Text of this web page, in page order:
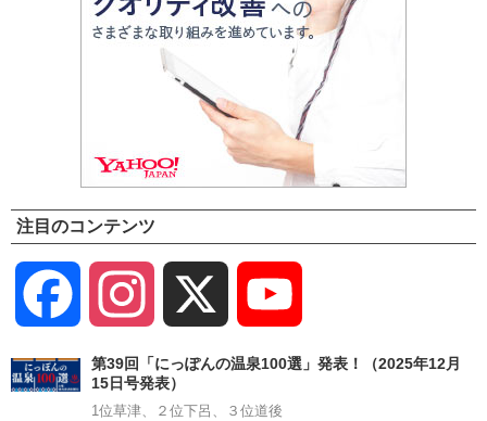
注目のコンテンツ
Facebook Instagram
Channel
第39回「にっぽんの温泉100選」発表！（2025年12月
15日号発表）
1位草津、２位下呂、３位道後